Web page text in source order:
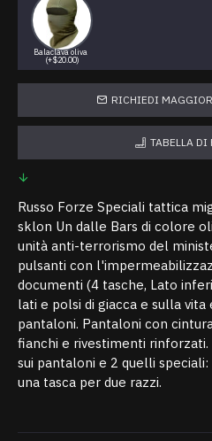
Balaclava oliva
(+$20.00)
RICHIEDI
TABELLA DI
Russo Forze Speciali tattica
sklon Un dalle Bars di colore
unità anti-terrorismo del
pulsanti con
documenti (4 tasche, Lato
lati e polsi di giacca e sulla
pantaloni. Pantaloni con
fianchi e rivestimenti
sui pantaloni e 2 quelli
una tasca per due razzi.